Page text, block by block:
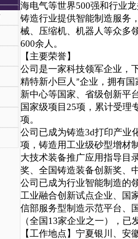
海电气等世界500强和行业
铸造行业提供智能制造服务
械、压缩机、机器人等众多
600余人。
【主要荣誉】
公司是一家科技领军企业，
精特新小巨人 ”企业，拥有
新中心等国家、省级创新平
国家级项目25项，累计受理
项。
公司已成为铸造3d打印产业
项，铸造用工业级砂型增材
大技术装备推广应用指导目
奖、全国铸造装备创新奖、
公司已成为行业智能制造的
工业融合创新试点企业、国
信部服务型制造示范平台、
（全国13家企业之一），
【工作地点】宁夏银川、